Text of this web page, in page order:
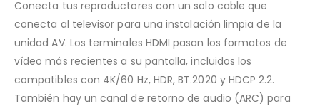
Conecta tus reproductores con un solo cable que
conecta al televisor para una instalación limpia de la
unidad AV. Los terminales HDMI pasan los formatos de
vídeo más recientes a su pantalla, incluidos los
compatibles con 4K/60 Hz, HDR, BT.2020 y HDCP 2.2.
También hay un canal de retorno de audio (ARC) para